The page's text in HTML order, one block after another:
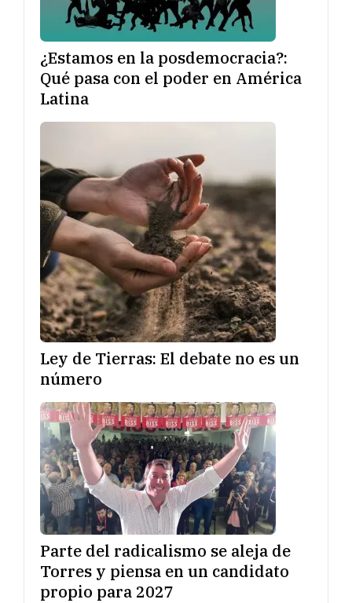
¿Estamos en la posdemocracia?:
Qué pasa con el poder en América
Latina
Ley de Tierras: El debate no es un
número
Parte del radicalismo se aleja de
Torres y piensa en un candidato
propio para 2027